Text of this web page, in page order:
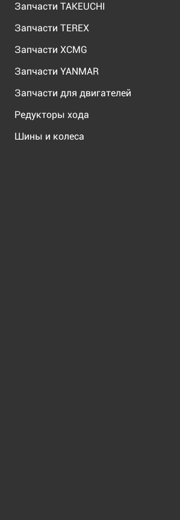
Запчасти TAKEUCHI
Запчасти TEREX
Запчасти XCMG
Запчасти YANMAR
Запчасти для двигателей
Редукторы хода
Шины и колеса